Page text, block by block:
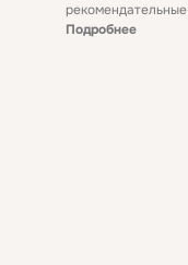
Подробнее